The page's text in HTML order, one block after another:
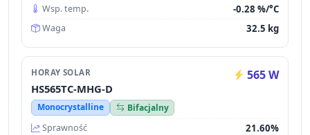
Wsp. temp. -0.28 %/°C
Waga 32.5 kg
HORAY SOLAR 565 W
HS565TC-MHG-D
Monocrystalline
Bifacjalny
Sprawność
21.60%